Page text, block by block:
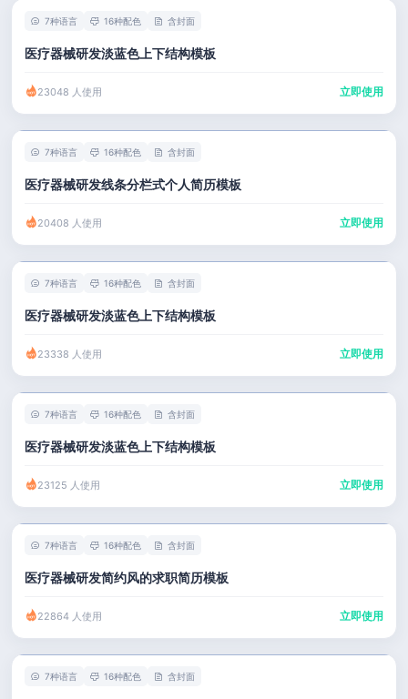
7种语言 16种配色 含封面
医疗器械研发淡蓝色上下结构模板
23048 人使用 立即使用
7种语言 16种配色 含封面
医疗器械研发线条分栏式个人简历模板
20408 人使用 立即使用
7种语言 16种配色 含封面
医疗器械研发淡蓝色上下结构模板
23338 人使用 立即使用
7种语言 16种配色 含封面
医疗器械研发淡蓝色上下结构模板
23125 人使用 立即使用
7种语言 16种配色 含封面
医疗器械研发简约风的求职简历模板
22864 人使用 立即使用
7种语言 16种配色 含封面